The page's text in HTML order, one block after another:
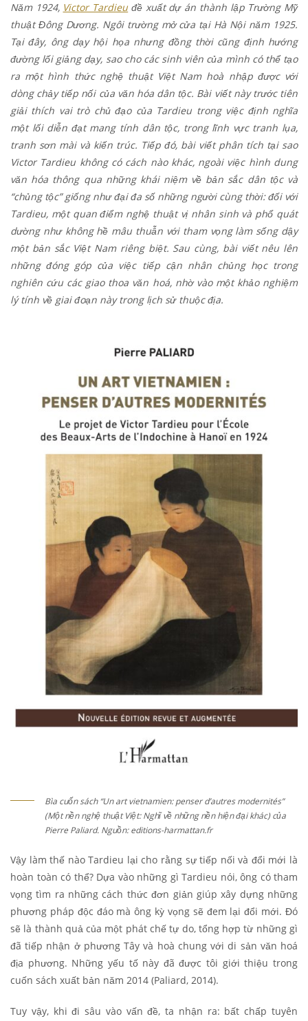
Năm 1924, Victor Tardieu đề xuất dự án thành lập Trường Mỹ
thuật Đông Dương. Ngôi trường mở cửa tại Hà Nội năm 1925.
Tại đây, ông dạy hội họa nhưng đồng thời cũng định hướng
đường lối giảng dạy, sao cho các sinh viên của mình có thể tạo
ra một hình thức nghệ thuật Việt Nam hoà nhập được với
dòng chảy tiếp nối của văn hóa dân tộc. Bài viết này trước tiên
giải thích vai trò chủ đạo của Tardieu trong việc định nghĩa
một lối diễn đạt mang tính dân tộc, trong lĩnh vực tranh lụa,
tranh sơn mài và kiến trúc. Tiếp đó, bài viết phân tích tại sao
Victor Tardieu không có cách nào khác, ngoài việc hình dung
văn hóa thông qua những khái niệm về bản sắc dân tộc và
“chủng tộc” giống như đại đa số những người cùng thời: đối với
Tardieu, một quan điểm nghệ thuật vị nhân sinh và phổ quát
dường như không hề mâu thuẫn với tham vọng làm sống dậy
một bản sắc Việt Nam riêng biệt. Sau cùng, bài viết nêu lên
những đóng góp của việc tiếp cận nhân chủng học trong
nghiên cứu các giao thoa văn hoá, nhờ vào một khảo nghiệm
lý tính về giai đoạn này trong lịch sử thuộc địa.
Bìa cuốn sách “Un art vietnamien: penser d’autres modernités”
(Một nền nghệ thuật Việt: Nghĩ về những nền hiện đại khác) của
Pierre Paliard. Nguồn: editions-harmattan.fr
Vậy làm thế nào Tardieu lại cho rằng sự tiếp nối và đổi mới là
hoàn toàn có thể? Dựa vào những gì Tardieu nói, ông có tham
vọng tìm ra những cách thức đơn giản giúp xây dựng những
phương pháp độc đáo mà ông kỳ vọng sẽ đem lại đổi mới. Đó
sẽ là thành quả của một phát chế tự do, tổng hợp từ những gì
đã tiếp nhận ở phương Tây và hoà chung với di sản văn hoá
địa phương. Những yếu tố này đã được tôi giới thiệu trong
cuốn sách xuất bản năm 2014 (Paliard, 2014).
Tuy vậy, khi đi sâu vào vấn đề, ta nhận ra: bất chấp tuyên